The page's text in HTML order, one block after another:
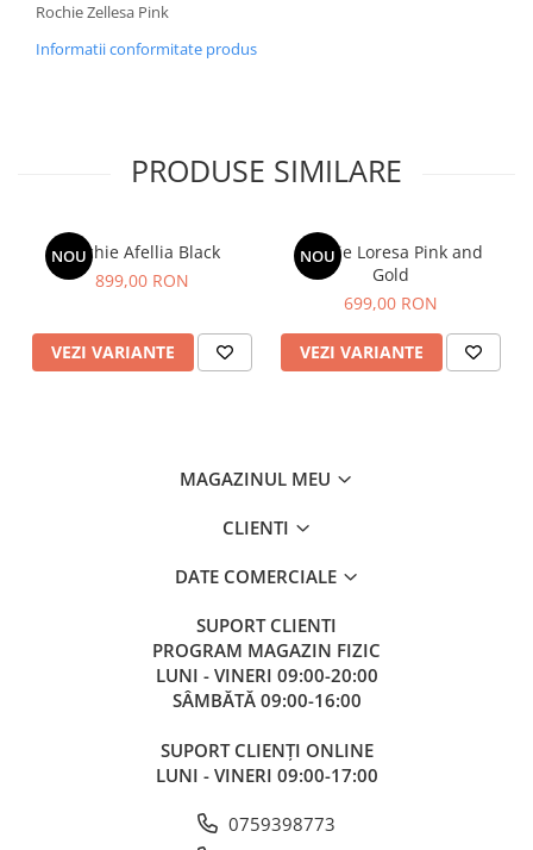
Rochie Zellesa Pink
Informatii conformitate produs
PRODUSE SIMILARE
NOU
Rochie Afellia Black
899,00 RON
VEZI VARIANTE
NOU
Rochie Loresa Pink and
Gold
699,00 RON
VEZI VARIANTE
MAGAZINUL MEU
CLIENTI
DATE COMERCIALE
SUPORT CLIENTI
PROGRAM MAGAZIN FIZIC
LUNI - VINERI 09:00-20:00
SÂMBĂTĂ 09:00-16:00
SUPORT CLIENȚI ONLINE
LUNI - VINERI 09:00-17:00
0759398773